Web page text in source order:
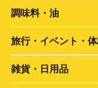
調味料・油
旅行・イベント・
雑貨・日用品